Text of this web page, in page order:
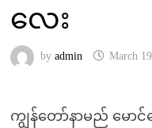
လေး
by admin March
ကျွန်တော်နာမည် မောင်